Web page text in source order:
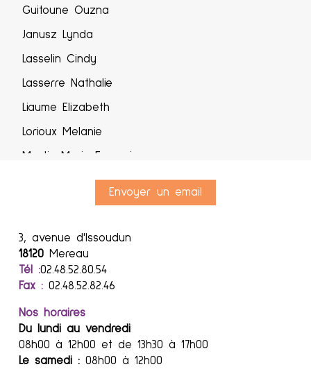
Guitoune Ouzna
Janusz Lynda
Lasselin Cindy
Lasserre Nathalie
Liaume Elizabeth
Lorioux Melanie
Martin Marie-Françoise
Morisse Nathalie
Pilorge Céline
Pinault Emilie
Raymond Corinne
Reuillon Christelle
Envoyer un email
3, avenue d'Issoudun
18120Mereau
Tél :02.48.52.80.54
Fax : 02.48.52.82.46
Nos horaires
Du lundi au vendredi
08h00 à 12h00 et de 13h30 à 17h00
Le samedi : 08h00 à 12h00